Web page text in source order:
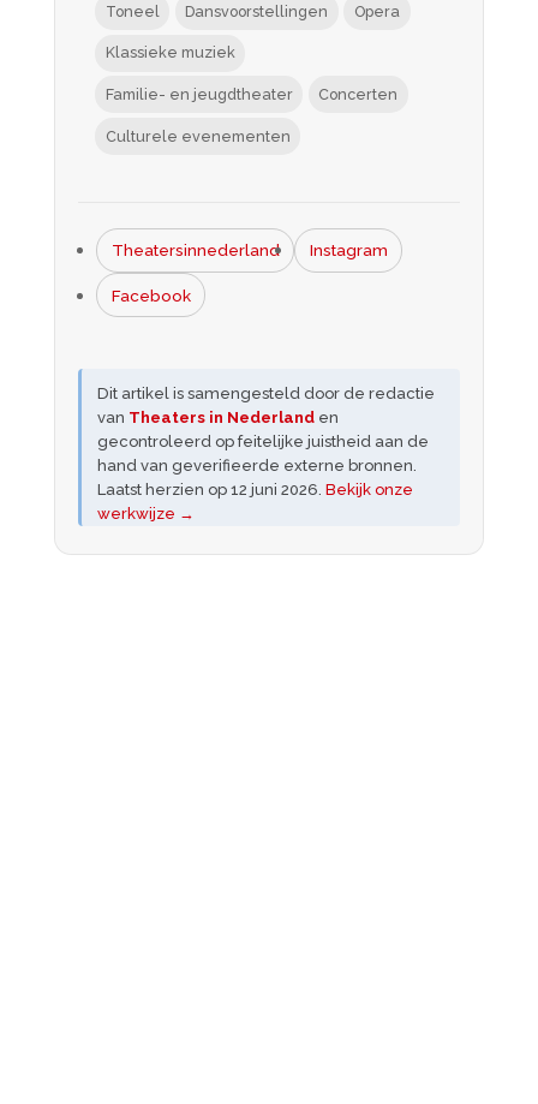
Toneel Dansvoorstellingen Opera
Klassieke muziek
Familie- en jeugdtheater Concerten
Culturele evenementen
Theatersinnederland Instagram
Facebook
Dit artikel is samengesteld door de redactie
van Theaters in Nederland en
gecontroleerd op feitelijke juistheid aan de
hand van geverifieerde externe bronnen.
Laatst herzien op12 juni 2026 .Bekijk onze
werkwijze →